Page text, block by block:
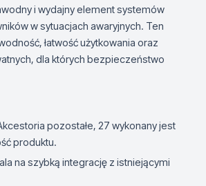
i wydajny element systemów
w sytuacjach awaryjnych. Ten
łatwość użytkowania oraz
dla których bezpieczeństwo
pozostałe, 27 wykonany jest
produktu.
na szybką integrację z istniejącymi